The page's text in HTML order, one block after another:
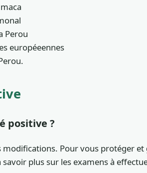
Perou
européeennes
positive ?
Pour vous protéger
savoir plus sur les examens à